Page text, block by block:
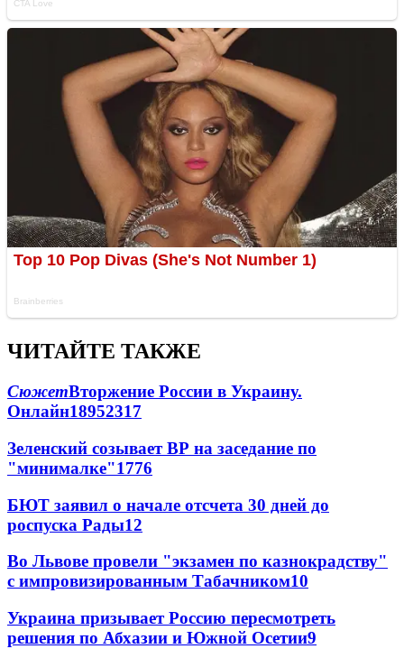
ЧИТАЙТЕ ТАКЖЕ
СюжетВторжение России в Украину.
Онлайн18952317
Зеленский созывает ВР на заседание по
"минималке"1776
БЮТ заявил о начале отсчета 30 дней до
роспуска Рады12
Во Львове провели "экзамен по казнокрадству"
с импровизированным Табачником10
Украина призывает Россию пересмотреть
решения по Абхазии и Южной Осетии9